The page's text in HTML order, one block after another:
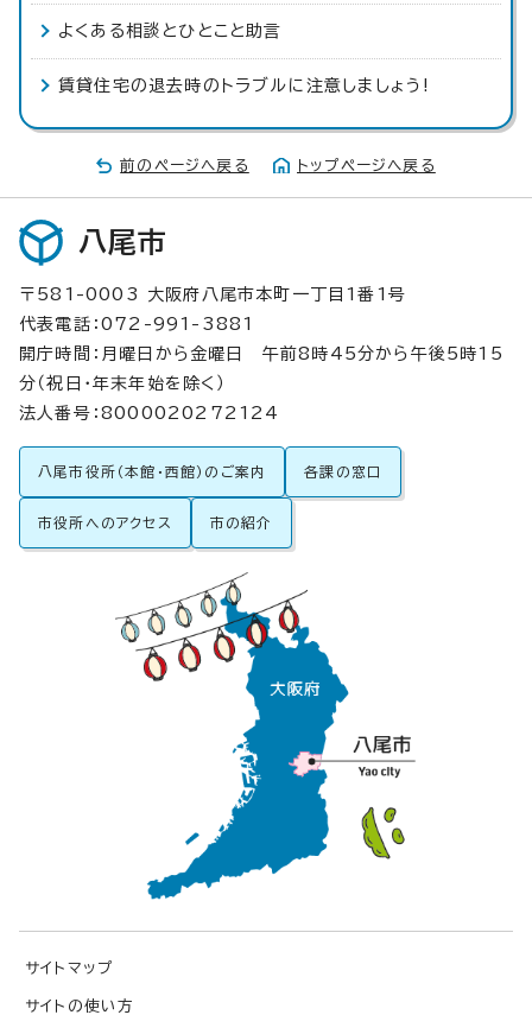
よくある相談とひとこと助言
賃貸住宅の退去時のトラブルに注意しましょう!
前のページへ戻る トップページへ戻る
八尾市
〒581-0003 大阪府八尾市本町一丁目1番1号
代表電話：072-991-3881
開庁時間：月曜日から金曜日 午前8時45分から午後5時15
分（祝日・年末年始を除く）
法人番号：8000020272124
八尾市役所（本館・西館）のご案内 各課の窓口
市役所へのアクセス 市の紹介
サイトマップ
サイトの使い方